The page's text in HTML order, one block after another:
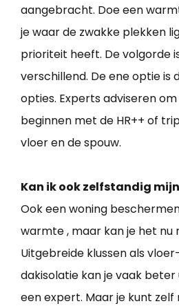
aangebracht. Doe een
je waar de zwakke plekken
prioriteit heeft. De volgorde
verschillend. De ene optie is
opties. Experts adviseren
beginnen met de HR++ of
vloer en de spouw.
Kan ik ook zelfstandig
Ook een woning
warmte , maar kan je het nu
Uitgebreide klussen als
dakisolatie kan je vaak
een expert. Maar je kunt zelf